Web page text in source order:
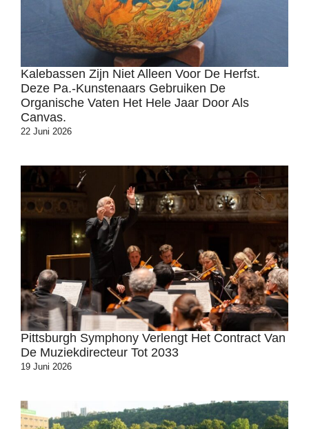
Kalebassen Zijn Niet Alleen Voor De Herfst.
Deze Pa.-Kunstenaars Gebruiken De
Organische Vaten Het Hele Jaar Door Als
Canvas.
22 Juni 2026
Pittsburgh Symphony Verlengt Het Contract Van
De Muziekdirecteur Tot 2033
19 Juni 2026